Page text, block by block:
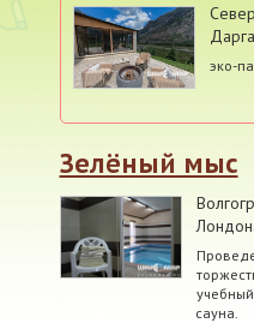
эко-
Зелёный мыс
сауна.